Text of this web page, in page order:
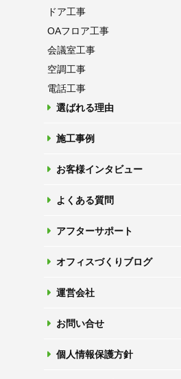
ドア工事
OAフロア工事
会議室工事
空調工事
電話工事
選ばれる理由
施工事例
お客様インタビュー
よくある質問
アフターサポート
オフィスづくりブログ
運営会社
お問い合せ
個人情報保護方針